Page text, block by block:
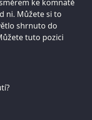
ke komnatě
ni. Můžete si to
shrnuto do
tuto pozici